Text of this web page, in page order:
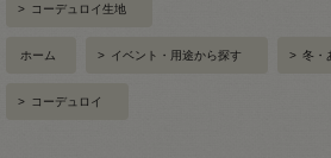
> コーデュロイ生地
ホーム > イベント・用途から探す > 冬・
> コーデュロイ